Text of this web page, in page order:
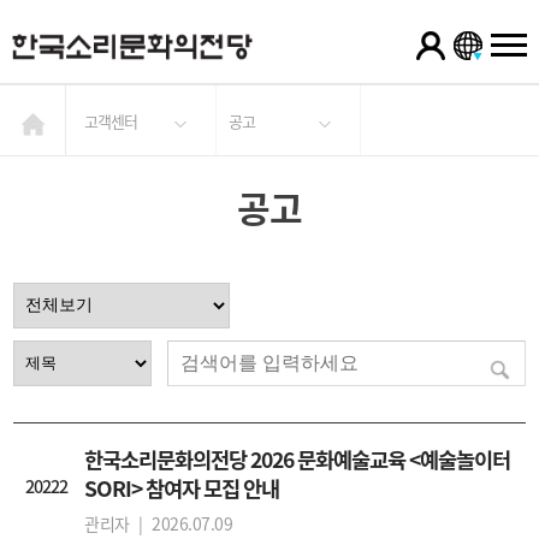
고객센터 공고
공고
20222
한국소리문화의전당 2026 문화예술교육 <예술놀이터
SORI> 참여자 모집 안내
관리자 | 2026.07.09